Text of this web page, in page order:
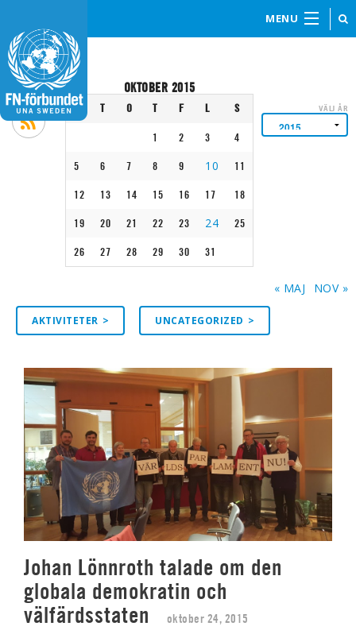
MENU
VÄLJ ÅR
OKTOBER 2015
M T O T F L S
1 2 3 4
5 6 7 8 9 10 11
12 13 14 15 16 17 18
19 20 21 22 23 24 25
26 27 28 29 30 31
« MAJ NOV »
AKTIVITETER UNCATEGORIZED
Johan Lönnroth talade om den
globala demokratin och
välfärdsstaten
oktober 24, 2015